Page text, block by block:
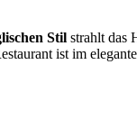
Stil strahlt das
ist im